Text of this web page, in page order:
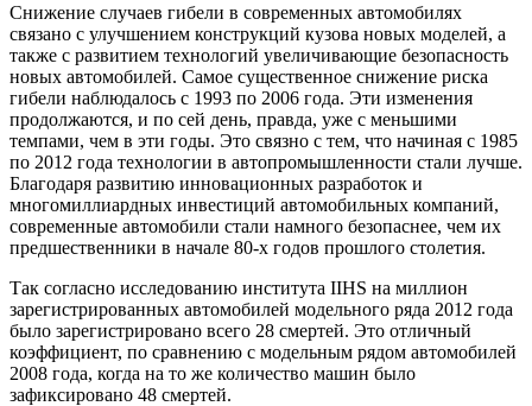
Снижение случаев гибели в современных автомобилях
связано с улучшением конструкций кузова новых моделей, а
также с развитием технологий увеличивающие безопасность
новых автомобилей. Самое существенное снижение риска
гибели наблюдалось с 1993 по 2006 года. Эти изменения
продолжаются, и по сей день, правда, уже с меньшими
темпами, чем в эти годы. Это связно с тем, что начиная с 1985
по 2012 года технологии в автопромышленности стали лучше.
Благодаря развитию инновационных разработок и
многомиллиардных инвестиций автомобильных компаний,
современные автомобили стали намного безопаснее, чем их
предшественники в начале 80-х годов прошлого столетия.
Так согласно исследованию института IIHS на миллион
зарегистрированных автомобилей модельного ряда 2012 года
было зарегистрировано всего 28 смертей. Это отличный
коэффициент, по сравнению с модельным рядом автомобилей
2008 года, когда на то же количество машин было
зафиксировано 48 смертей.